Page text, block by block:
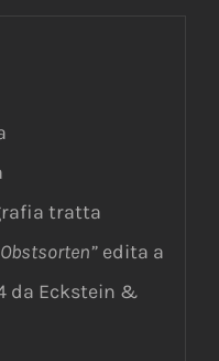
tratta
edita a
da Eckstein &